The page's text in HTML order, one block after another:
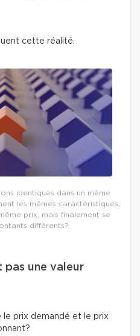
cette réalité.
identiques dans un même
les mêmes caractéristiques,
prix, mais finalement se
différents?
pas une valeur
le prix demandé et le prix